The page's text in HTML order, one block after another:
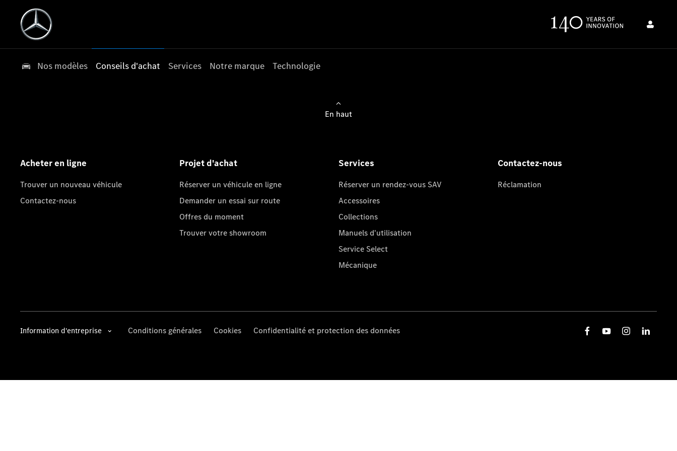
Nos modèles Conseils d'achat Services Notre marque Technologie
En haut
Acheter en ligne
Trouver un nouveau véhicule
Contactez-nous
Projet d'achat
Réserver un véhicule en ligne
Demander un essai sur route
Offres du moment
Trouver votre showroom
Services
Réserver un rendez-vous SAV
Accessoires
Collections
Manuels d'utilisation
Service Select
Mécanique
Contactez-nous
Réclamation
Information d'entreprise Conditions générales Cookies Confidentialité et protection des données